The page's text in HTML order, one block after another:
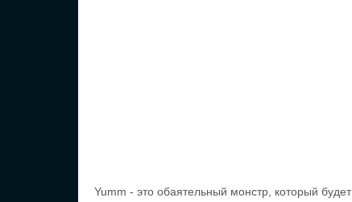
Yumm - это обаятельный монстр, который